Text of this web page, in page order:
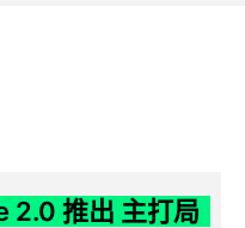
2.0 推出 主打局